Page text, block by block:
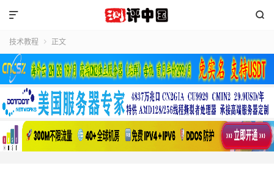


技术教程  正文